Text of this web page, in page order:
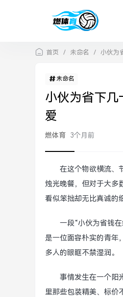
首页 / 未命名 / 小伙为
未命名
小伙为省下
爱
燃体育 3个月前
在这个物欲横流、
烛光晚餐，但对于大多
看似笨拙却无比真诚的
一段“小伙为省钱
是一位面容朴实的青年
多人的眼眶不禁湿润。
事情发生在一个阳
里那些包装精美、标